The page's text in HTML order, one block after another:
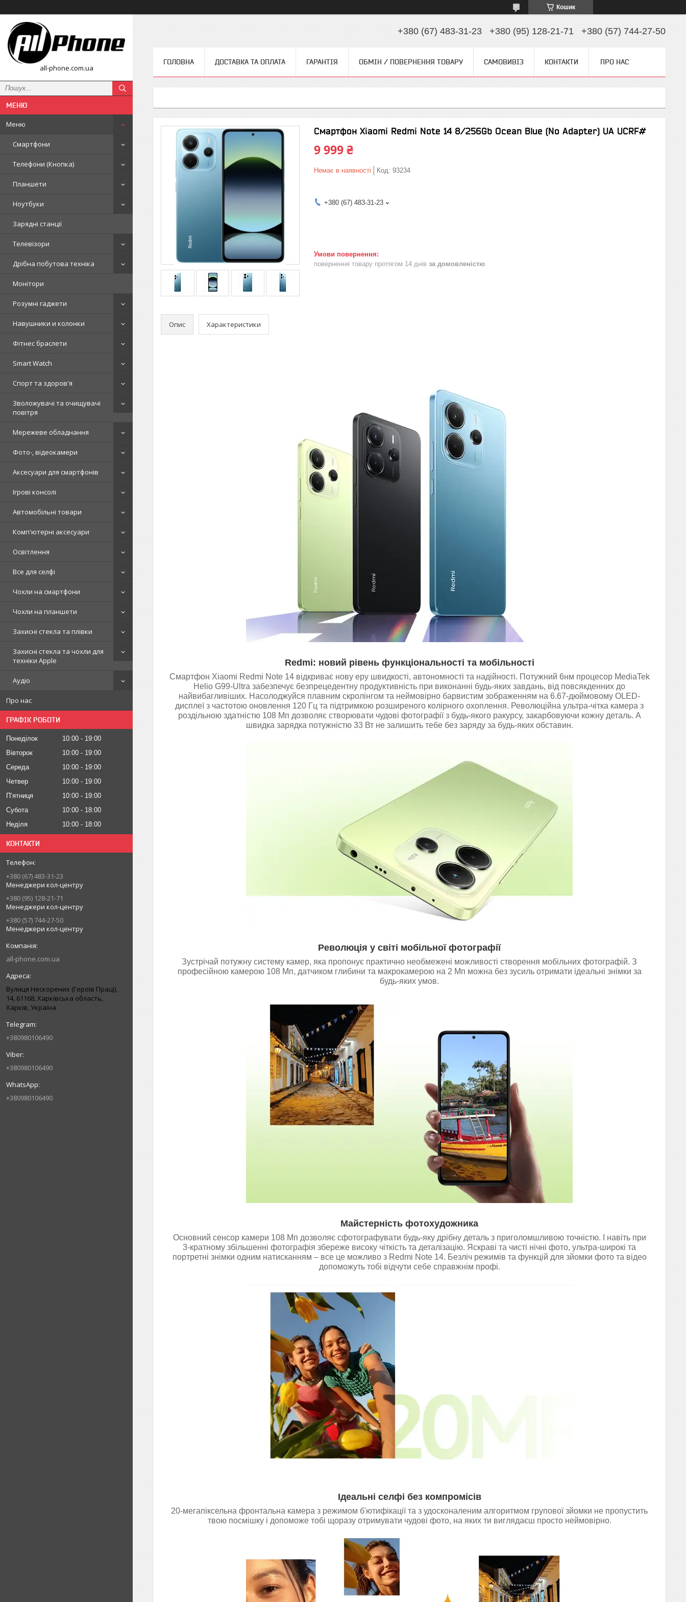
Кошик
all-phone.com.ua
Меню
Смартфони
Телефони (Кнопка)
Планшети
Ноутбуки
Зарядні станції
Телевізори
Дрібна побутова техніка
Монітори
Розумні гаджети
Навушники и колонки
Фітнес браслети
Smart Watch
Спорт та здоров'я
Зволожувачі та очищувачі
повітря
Мережеве обладнання
Фото-, відеокамери
Аксесуари для смартфонів
Ігрові консолі
Автомобільні товари
Комп'ютерні аксесуари
Освітлення
Все для селфі
Чохли на смартфони
Чохли на планшети
Захисні стекла та плівки
Захисні стекла та чохли для
техніки Apple
Аудіо
Про нас
ГРАФІК РОБОТИ
Понеділок 10:00
19:00
Вівторок
10:00
19:00
Середа
10:00
19:00
Четвер
10:00
19:00
Пʼятниця
10:00
19:00
Субота
10:00
18:00
Неділя
10:00 18:00
КОНТАКТИ
+380 (67) 483-31-23
Менеджери кол-центру
+380 (95) 128-21-71
Менеджери кол-центру
+380 (57) 744-27-50
Менеджери кол-центру
all-phone.com.ua
Вулиця Нескорених (Героїв Праці),
14, 61168, Харківська область,
Харків, Україна
+380980106490
+380980106490
+380980106490
+380 (67) 483-31-23 +380 (95) 128-21-71 +380 (57) 744-27-50
ГОЛОВНА ДОСТАВКА ТА ОПЛАТА ГАРАНТІЯ ОБМІН / ПОВЕРНЕННЯ ТОВАРУ САМОВИВІЗ КОНТАКТИ ПРО НАС
Смартфон Xiaomi Redmi Note 14 8/256Gb Ocean Blue (No Adapter) UA UCRF#
9 999 ₴
Немає в наявності Код: 93234
+380 (67) 483-31-23
повернення товару протягом 14 днів за домовленістю
Опис Характеристики
Redmi: новий рівень функціональності та мобільності
Смартфон Xiaomi Redmi Note 14 відкриває нову еру швидкості, автономності та надійності. Потужний 6нм процесор MediaTek
Helio G99-Ultra забезпечує безпрецедентну продуктивність при виконанні будь-яких завдань, від повсякденних до
найвибагливіших. Насолоджуйся плавним скролінгом та неймовірно барвистим зображенням на 6.67-дюймовому OLED-
дисплеї з частотою оновлення 120 Гц та підтримкою розширеного колірного охоплення. Революційна ультра-чітка камера з
роздільною здатністю 108 Мп дозволяє створювати чудові фотографії з будь-якого ракурсу, закарбовуючи кожну деталь. А
швидка зарядка потужністю 33 Вт не залишить тебе без заряду за будь-яких обставин.
Революція у світі мобільної фотографії
Зустрічай потужну систему камер, яка пропонує практично необмежені можливості створення мобільних фотографій. З
професійною камерою 108 Мп, датчиком глибини та макрокамерою на 2 Мп можна без зусиль отримати ідеальні знімки за
будь-яких умов.
Майстерність фотохудожника
Основний сенсор камери 108 Мп дозволяє сфотографувати будь-яку дрібну деталь з приголомшливою точністю. І навіть при
3-кратному збільшенні фотографія збереже високу чіткість та деталізацію. Яскраві та чисті нічні фото, ультра-широкі та
портретні знімки одним натисканням – все це можливо з Redmi Note 14. Безліч режимів та функцій для зйомки фото та відео
допоможуть тобі відчути себе справжнім профі.
Ідеальні селфі без компромісів
20-мегапіксельна фронтальна камера з режимом б'ютифікації та з удосконаленим алгоритмом групової зйомки не пропустить
твою посмішку і допоможе тобі щоразу отримувати чудові фото, на яких ти виглядаєш просто неймовірно.